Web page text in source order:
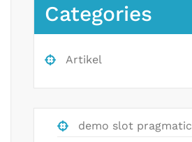
Categories
Artikel
demo slot pragmatic